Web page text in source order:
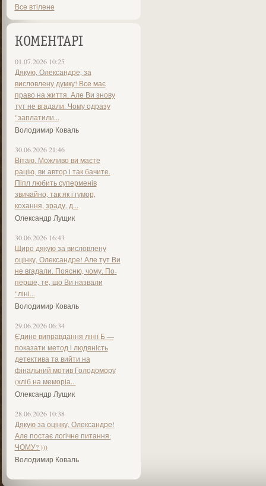
Все втілене
КОМЕНТАРІ
01.07.2026 10:25
Дякую, Олександре, за
висловлену думку! Все має
право на життя. Але Ви знову
тут не вгадали. Чому одразу
"заплатили...
Володимир Коваль
30.06.2026 21:46
Вітаю. Можливо ви маєте
рацію, ви автор і так бачите.
Піпл любить суперменів
звичайно, так як і гумор,
кохання, зраду, д...
Олександр Лущик
30.06.2026 16:43
Щиро дякую за висловлену
оцінку, Олександре! Але тут Ви
не вгадали. Поясню, чому. По-
перше, те, що Ви назвали
"ліні...
Володимир Коваль
29.06.2026 06:34
Єдине виправдання лінії Б —
показати метод і людяність
детектива та вийти на
фінальний мотив Голодомору
(хліб на меморіа...
Олександр Лущик
28.06.2026 10:38
Дякую за оцінку, Олександре!
Але постає логічне питання:
ЧОМУ? )))
Володимир Коваль